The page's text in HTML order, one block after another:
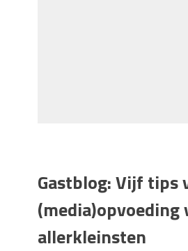
Gastblog: Vijf tips
(media)opvoeding
allerkleinsten